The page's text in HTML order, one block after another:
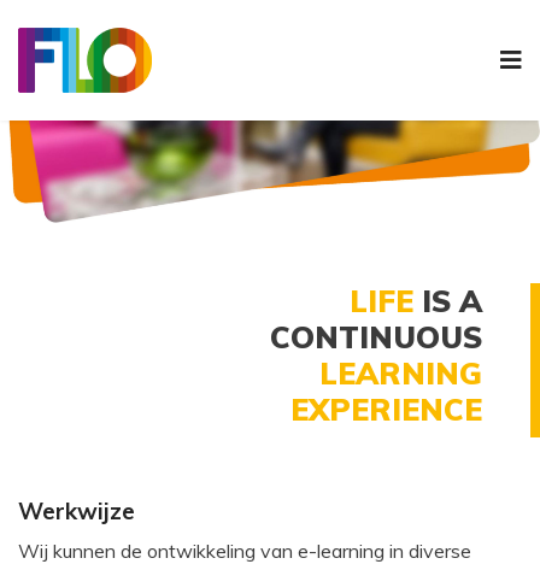
LIFE IS A
CONTINUOUS
LEARNING
EXPERIENCE
Werkwijze
Wij kunnen de ontwikkeling van e-learning in diverse